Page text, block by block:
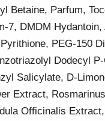
Betaine, Parfum,
7, DMDM Hydantoin,
PEG-150
Dodecyl
Salicylate, D-
Extract,
Officinalis